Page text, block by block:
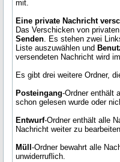
mit.
Eine private Nachricht
Das Verschicken von
Senden. Es stehen zwei
Liste auszuwählen und
versendeten Nachricht wird im
Es gibt drei weitere Ordner,
Posteingang-Ordner enthält
schon gelesen wurde oder
Entwurf-Ordner enthält alle
Nachricht weiter zu
Müll -Ordner bewahrt alle
unwiderruflich.